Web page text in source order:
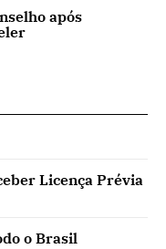
após
Licença Prévia
o Brasil